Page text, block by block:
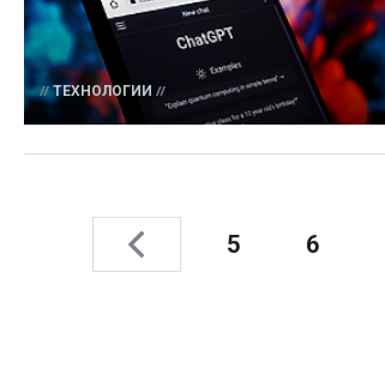
ТЕХНОЛОГИИ
5 6